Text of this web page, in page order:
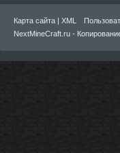
Карта сайта | XML
NextMineCraft.ru -